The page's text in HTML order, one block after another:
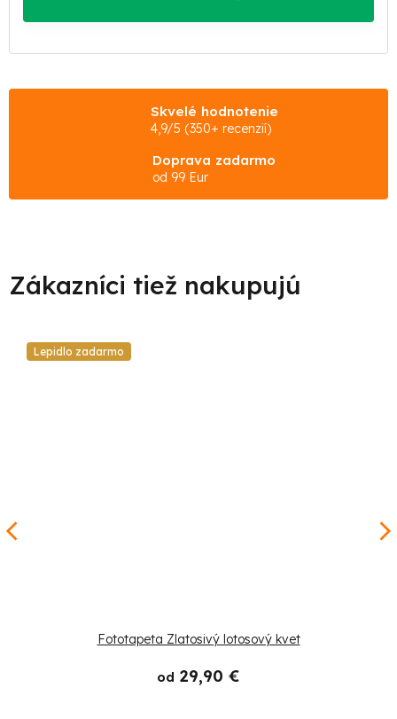
Skvelé hodnotenie
4,9/5 (350+ recenzií)
Doprava zadarmo
od 99 Eur
Lepidlo zadarmo
Fototapeta Zlatosivý lotosový kvet
od 29,90 €